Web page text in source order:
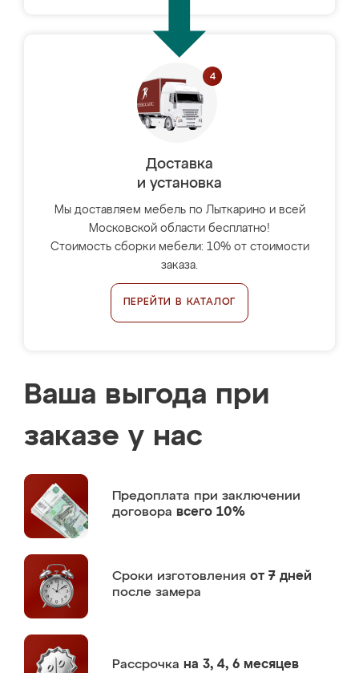
Доставка
и установка
Мы доставляем мебель по Лыткарино и всей
Московской области бесплатно!
Стоимость сборки мебели: 10% от стоимости
заказа.
ПЕРЕЙТИ В КАТАЛОГ
Ваша выгода при
заказе у нас
Предоплата при заключении
договора всего 10%
Сроки изготовления от 7 дней
после замера
Рассрочка на 3, 4, 6 месяцев